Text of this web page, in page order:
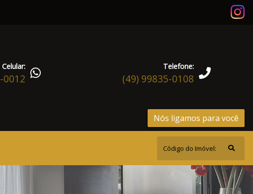
Celular:
0012
Telefone:
(49) 99835-0108
Nós ligamos para você